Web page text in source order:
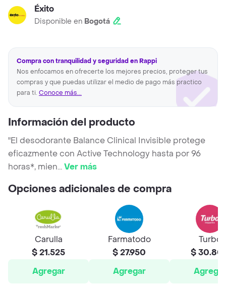
Éxito
Disponible en Bogotá
Compra con tranquilidad y seguridad en Rappi
Nos enfocamos en ofrecerte los mejores precios, proteger tus
compras y que puedas utilizar el medio de pago más practico
para ti. Conoce más...
Información del producto
"El desodorante Balance Clinical Invisible protege
eficazmente con Active Technology hasta por 96
horas*, mien...Ver más
Opciones adicionales de compra
Carulla
$ 21.525
Agregar
Farmatodo
$ 27.950
Agregar
Turbo
$
Agregar